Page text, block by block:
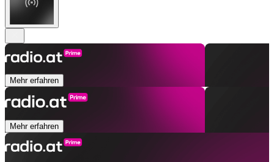
Mehr erfahren
Mehr erfahren